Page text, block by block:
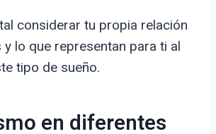
considerar tu propia relación
lo que representan para ti al
tipo de sueño.
en diferentes